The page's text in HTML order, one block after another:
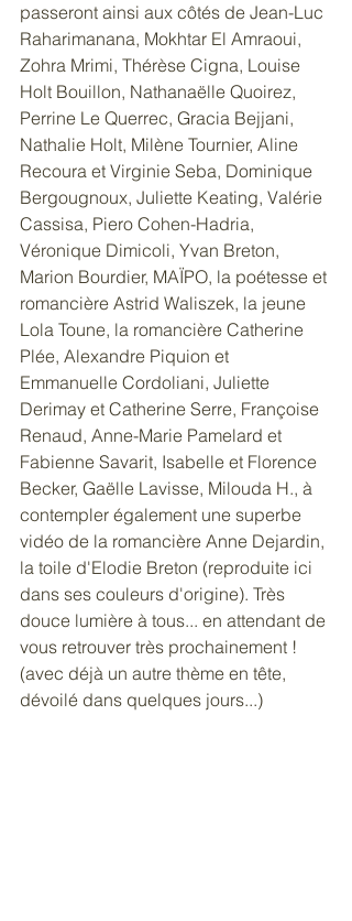
passeront ainsi aux côtés de Jean-Luc
Raharimanana, Mokhtar El Amraoui,
Zohra Mrimi, Thérèse Cigna, Louise
Holt Bouillon, Nathanaëlle Quoirez,
Perrine Le Querrec, Gracia Bejjani,
Nathalie Holt, Milène Tournier, Aline
Recoura et Virginie Seba, Dominique
Bergougnoux, Juliette Keating, Valérie
Cassisa, Piero Cohen-Hadria,
Véronique Dimicoli, Yvan Breton,
Marion Bourdier, MAÏPO, la poétesse et
romancière Astrid Waliszek, la jeune
Lola Toune, la romancière Catherine
Plée, Alexandre Piquion et
Emmanuelle Cordoliani, Juliette
Derimay et Catherine Serre, Françoise
Renaud, Anne-Marie Pamelard et
Fabienne Savarit, Isabelle et Florence
Becker, Gaëlle Lavisse, Milouda H., à
contempler également une superbe
vidéo de la romancière Anne Dejardin,
la toile d'Elodie Breton (reproduite ici
dans ses couleurs d'origine). Très
douce lumière à tous... en attendant de
vous retrouver très prochainement !
(avec déjà un autre thème en tête,
dévoilé dans quelques jours...)